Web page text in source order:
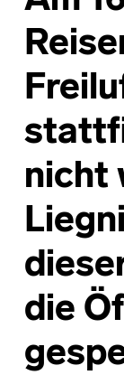
nicht
die